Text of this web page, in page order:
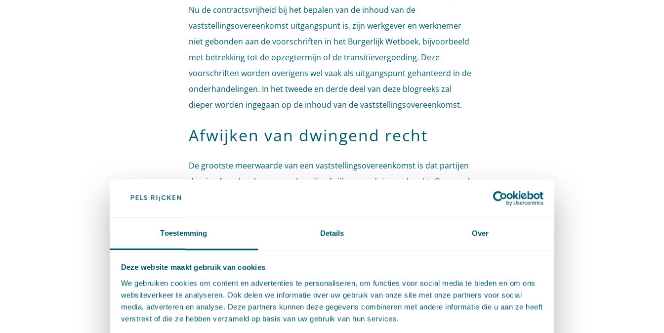
Toestemming Details Over
Deze website maakt gebruik van cookies
We gebruiken cookies om content en advertenties te personaliseren, om functies voor social media te bieden en om ons
websiteverkeer te analyseren. Ook delen we informatie over uw gebruik van onze site met onze partners voor social
media, adverteren en analyse. Deze partners kunnen deze gegevens combineren met andere informatie die u aan ze heeft
verstrekt of die ze hebben verzameld op basis van uw gebruik van hun services.
Nu de contractsvrijheid bij het bepalen van de inhoud van de
vaststellingsovereenkomst uitgangspunt is, zijn werkgever en werknemer
niet gebonden aan de voorschriften in het Burgerlijk Wetboek, bijvoorbeeld
met betrekking tot de opzegtermijn of de transitievergoeding. Deze
voorschriften worden overigens wel vaak als uitgangspunt gehanteerd in de
onderhandelingen. In het tweede en derde deel van deze blogreeks zal
dieper worden ingegaan op de inhoud van de vaststellingsovereenkomst.
Afwijken van dwingend recht
De grootste meerwaarde van een vaststellingsovereenkomst is dat partijen
daarin afspraken kunnen maken die afwijken van dwingend recht. Op grond
onzekerheid of bestaand geschil en niet ter voorkoming van een
Ter illustratie dient dezaakwaarin de werkgever en de werknemer na afloop
van de derde arbeidsovereenkomst voor bepaalde tijd een nieuwe